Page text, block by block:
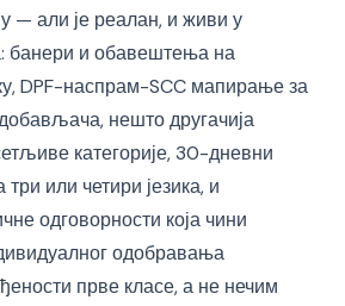
— али је реалан, и живи у
банери и обавештења на
DPF-наспрам-SCC мапирање за
нешто другачија
категорије, 30-дневни
или четири језика, и
одговорности која чини
одобравања
прве класе, а не нечим